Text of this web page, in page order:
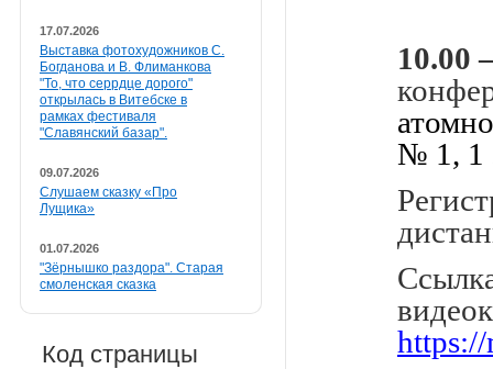
17.07.2026
Выставка фотохудожников С.
Богданова и В. Флиманкова
"То, что серрдце дорого"
открылась в Витебске в
рамках фестиваля
"Славянский базар".
09.07.2026
Слушаем сказку «Про
Лущика»
01.07.2026
"Зёрнышко раздора". Старая
смоленская сказка
Код страницы
10.00
№ 1, 1